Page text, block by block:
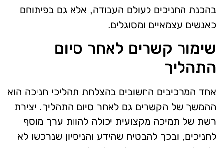
בהכנת החניכים לעולם העבודה, אלא גם בפיתוחם
כאנשים עצמאיים ומסוגלים.
שימור קשרים לאחר סיום
התהליך
אחד המרכיבים החשובים בהצלחת תהליכי חניכה הוא
ההמשך של הקשרים גם לאחר סיום התהליך. יצירת
רשת של תמיכה מקצועית יכולה להוות ערך מוסף
לחניכים, ובכך להבטיח שהידע והניסיון שנרכשו לא